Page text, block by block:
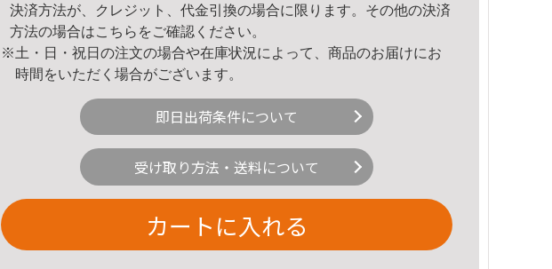
決済方法が、クレジット、代金引換の場合に限ります。その他の決済
方法の場合はこちら をご確認ください。
※土・日・祝日の注文の場合や在庫状況によって、商品のお届けにお
時間をいただく場合がございます。
即日出荷条件について
受け取り方法・送料について
カートに入れる